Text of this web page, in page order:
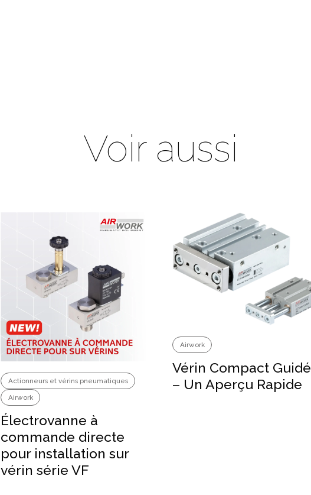
Voir aussi
Actionneurs et vérins pneumatiques
Airwork
Électrovanne à
commande directe
pour installation sur
vérin série VF
Airwork
Vérin Compact Guidé
– Un Aperçu Rapide